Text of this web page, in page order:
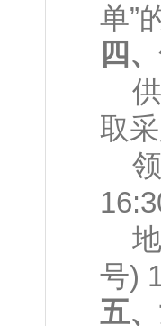
单”
四
取
号)
五